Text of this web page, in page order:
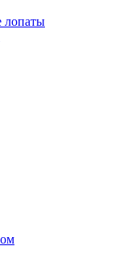
лопаты